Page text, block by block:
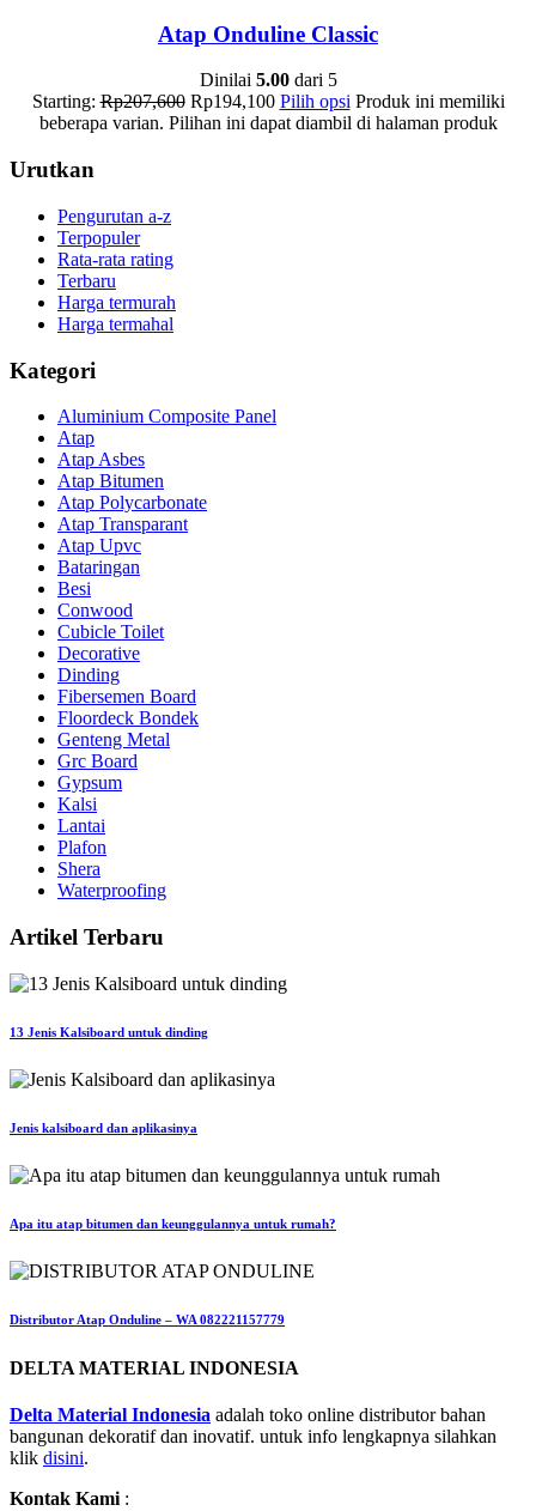
Atap Onduline Classic
Dinilai 5.00dari 5
Starting:Rp207,600 Rp194,100 Pilih opsi Produk ini memiliki
beberapa varian. Pilihan ini dapat diambil di halaman produk
Urutkan
Pengurutan a-z
Terpopuler
Rata-rata rating
Terbaru
Harga termurah
Harga termahal
Kategori
Aluminium Composite Panel
Atap
Atap Asbes
Atap Bitumen
Atap Polycarbonate
Atap Transparant
Atap Upvc
Bataringan
Besi
Conwood
Cubicle Toilet
Decorative
Dinding
Fibersemen Board
Floordeck Bondek
Genteng Metal
Grc Board
Gypsum
Kalsi
Lantai
Plafon
Shera
Waterproofing
Artikel Terbaru
13 Jenis Kalsiboard untuk dinding
Jenis kalsiboard dan aplikasinya
Apa itu atap bitumen dan keunggulannya untuk rumah?
Distributor Atap Onduline – WA 082221157779
DELTA MATERIAL INDONESIA
Delta Material Indonesia adalah toko online distributor bahan
bangunan dekoratif dan inovatif. untuk info lengkapnya silahkan
klik disini.
Kontak Kami :